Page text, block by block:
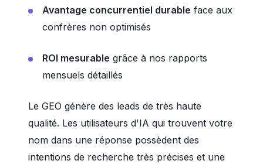
Avantage concurrentiel durable face aux
confrères non optimisés
ROI mesurable grâce à nos rapports
mensuels détaillés
Le GEO génère des leads de très haute
qualité. Les utilisateurs d'IA qui trouvent votre
nom dans une réponse possèdent des
intentions de recherche très précises et une